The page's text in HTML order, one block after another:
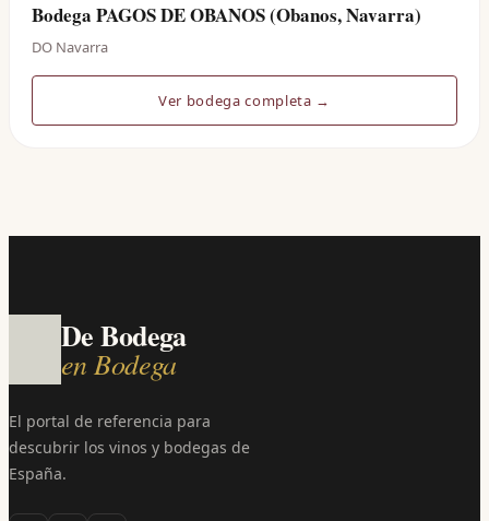
Bodega PAGOS DE OBANOS (Obanos, Navarra)
DO Navarra
Ver bodega completa →
De Bodega
en Bodega
El portal de referencia para
descubrir los vinos y bodegas de
España.